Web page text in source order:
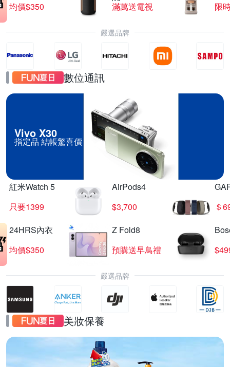
均價$350
滿萬送電視
限
嚴選品牌
數位通訊
Vivo X30
指定品 結帳驚喜價
紅米Watch 5
只要1399
AirPods4
$3,700
＄
24HRS內衣
均價$350
Z Fold8
預購送早鳥禮
嚴選品牌
美妝保養